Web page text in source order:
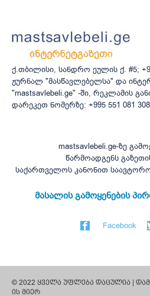
ქ.თბილისი, სანდრო ეულის ქ. #5;
ჟურნალ "მასწავლებელსა" და
"mastsavlebeli.ge" -ში, რეკლამის
დარეკეთ ნომერზე: +995 551 081 308
mastsavlebeli.ge-ზე
წარმოადგენს
საქართველოს კანონით
მასალის გამოყენების
Facebook
© 2022 ყველა უფლება დაცულია |
ის მიერ